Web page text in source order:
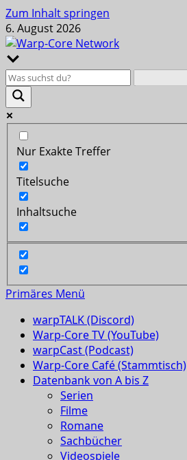
Zum Inhalt springen
6. August 2026
Nur Exakte Treffer
Titelsuche
Inhaltsuche
Primäres Menü
warpTALK (Discord)
Warp-Core TV (YouTube)
warpCast (Podcast)
Warp-Core Café (Stammtisch)
Datenbank von A bis Z
Serien
Filme
Romane
Sachbücher
Videospiele